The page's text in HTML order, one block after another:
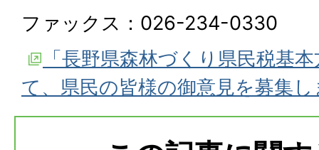
ファックス：026-234-0330
「長野県森林づくり県民税基
て、県民の皆様の御意見を募集